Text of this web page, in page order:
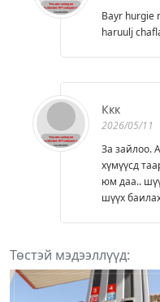
Bayr hurgie
haruulj
Ккк
2026/05/11
За зайлоо.
хүмүүсд
юм даа..
шүүх
Төстэй мэдээллүүд: